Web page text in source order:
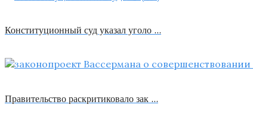
Конституционный суд указал уголо …
Правительство раскритиковало зак …